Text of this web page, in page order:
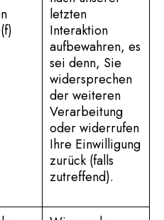
letzten
Interaktion
aufbewahren, es
sei denn, Sie
widersprechen
der weiteren
Verarbeitung
oder widerrufen
Ihre Einwilligung
zurück (falls
zutreffend).